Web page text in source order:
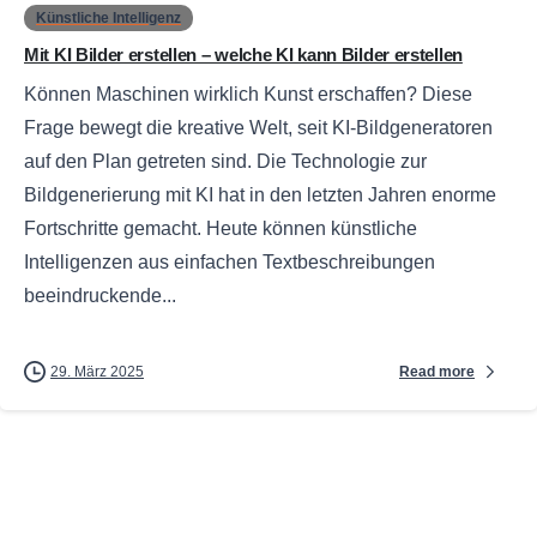
Künstliche Intelligenz
Mit KI Bilder erstellen – welche KI kann Bilder erstellen
Können Maschinen wirklich Kunst erschaffen? Diese
Frage bewegt die kreative Welt, seit KI-Bildgeneratoren
auf den Plan getreten sind. Die Technologie zur
Bildgenerierung mit KI hat in den letzten Jahren enorme
Fortschritte gemacht. Heute können künstliche
Intelligenzen aus einfachen Textbeschreibungen
beeindruckende...
29. März 2025 Read more